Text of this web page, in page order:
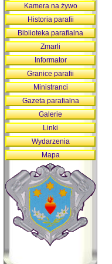
Kamera na żywo
Historia parafii
Biblioteka parafialna
Zmarli
Informator
Granice parafii
Ministranci
Gazeta parafialna
Galerie
Linki
Wydarzenia
Mapa